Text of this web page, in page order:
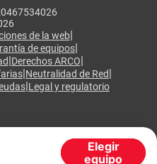
Elegir
equipo
de la web|
de equipos
Derechos ARCO
Neutralidad de Red
Legal y regulatorio